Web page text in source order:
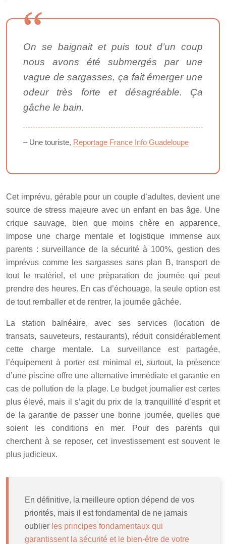
On se baignait et puis tout d’un coup
nous avons été submergés par une
vague de sargasses, ça fait émerger une
odeur très forte et désagréable. Ça
gâche le bain.
– Une touriste, Reportage France Info Guadeloupe
Cet imprévu, gérable pour un couple d’adultes, devient une
source de stress majeure avec un enfant en bas âge. Une
crique sauvage, bien que moins chère en apparence,
impose une charge mentale et logistique immense aux
parents : surveillance de la sécurité à 100%, gestion des
imprévus comme les sargasses sans plan B, transport de
tout le matériel, et une préparation de journée qui peut
prendre des heures. En cas d’échouage, la seule option est
de tout remballer et de rentrer, la journée gâchée.
La station balnéaire, avec ses services (location de
transats, sauveteurs, restaurants), réduit considérablement
cette charge mentale. La surveillance est partagée,
l’équipement à porter est minimal et, surtout, la présence
d’une piscine offre une alternative immédiate et garantie en
cas de pollution de la plage. Le budget journalier est certes
plus élevé, mais il s’agit du prix de la tranquillité d’esprit et
de la garantie de passer une bonne journée, quelles que
soient les conditions en mer. Pour des parents qui
cherchent à se reposer, cet investissement est souvent le
plus judicieux.
En définitive, la meilleure option dépend de vos
priorités, mais il est fondamental de ne jamais
oublier les principes fondamentaux qui
garantissent la sécurité et le bien-être de votre